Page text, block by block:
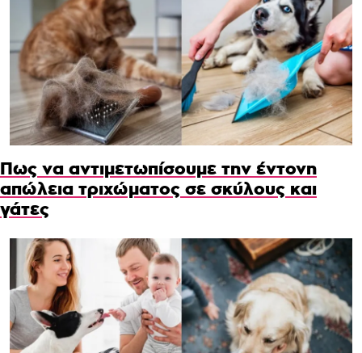
Πως να αντιμετωπίσουμε την έντονη
απώλεια τριχώματος σε σκύλους και
γάτες